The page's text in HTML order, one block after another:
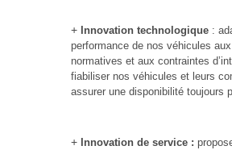
Innovation technologique :
performance de nos véhicules
normatives et aux contraintes
fiabiliser nos véhicules et leurs
assurer une disponibilité toujours
Innovation de service :